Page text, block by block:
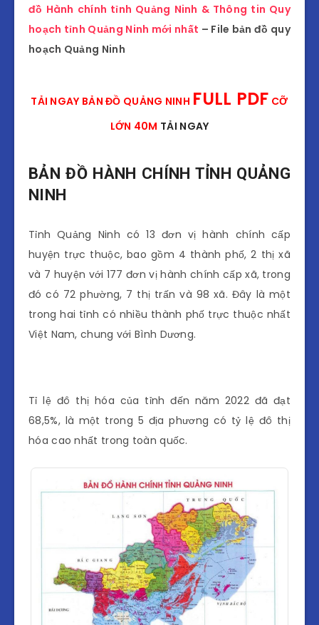
đồ Hành chính tỉnh Quảng Ninh & Thông tin Quy
hoạch tỉnh Quảng Ninh mới nhất – File bản đồ quy
hoạch Quảng Ninh
TẢI NGAY BẢN ĐỒ QUẢNG NINH FULL PDF CỠ
LỚN 40M TẢI NGAY
BẢN ĐỒ HÀNH CHÍNH TỈNH QUẢNG
NINH
Tỉnh Quảng Ninh có 13 đơn vị hành chính cấp
huyện trực thuộc, bao gồm 4 thành phố, 2 thị xã
và 7 huyện với 177 đơn vị hành chính cấp xã, trong
đó có 72 phường, 7 thị trấn và 98 xã. Đây là một
trong hai tỉnh có nhiều thành phố trực thuộc nhất
Việt Nam, chung với Bình Dương.
Tỉ lệ đô thị hóa của tỉnh đến năm 2022 đã đạt
68,5%, là một trong 5 địa phương có tỷ lệ đô thị
hóa cao nhất trong toàn quốc.